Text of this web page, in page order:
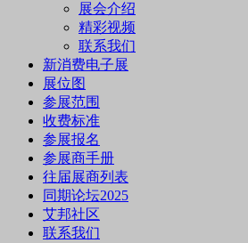
展会介绍
精彩视频
联系我们
新消费电子展
展位图
参展范围
收费标准
参展报名
参展商手册
往届展商列表
同期论坛2025
艾邦社区
联系我们